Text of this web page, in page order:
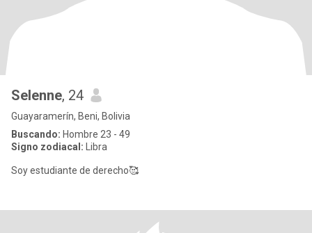
Selenne, 24
Guayaramerín, Beni, Bolivia
Buscando: Hombre 23 - 49
Signo zodiacal: Libra
Soy estudiante de derecho🥰